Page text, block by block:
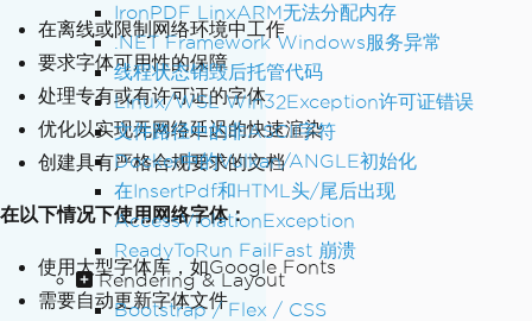
IronPDF LinxARM无法分配内存
.NET Framework Windows服务异常
线程状态销毁后托管代码
Linux/WSL Win32Exception许可证错误
文件路径中的非ASCII字符
Docker中的Vulkan/ANGLE初始化
在InsertPdf和HTML头/尾后出现
AccessViolationException
ReadyToRun FailFast 崩溃
Rendering & Layout
Bootstrap / Flex / CSS
在离线或限制网络环境中工作
要求字体可用性的保障
处理专有或有许可证的字体
优化以实现无网络延迟的快速渲染
创建具有严格合规要求的文档
在以下情况下使用网络字体：
使用大型字体库，如Google Fonts
需要自动更新字体文件